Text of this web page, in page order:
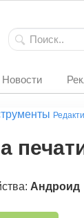
Новости
Андроид